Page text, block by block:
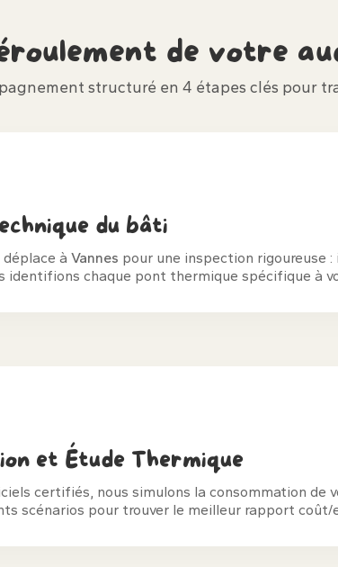
de votre
structuré en 4 étapes clés pour
du bâti
à Vannes pour une inspection rigoureuse
identifions chaque pont thermique spécifique à
et Étude Thermique
certifiés, nous simulons la consommation de
scénarios pour trouver le meilleur rapport